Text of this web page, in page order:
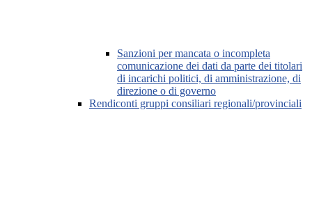
Sanzioni per mancata o incompleta
comunicazione dei dati da parte dei titolari
di incarichi politici, di amministrazione, di
direzione o di governo
Rendiconti gruppi consiliari regionali/provinciali